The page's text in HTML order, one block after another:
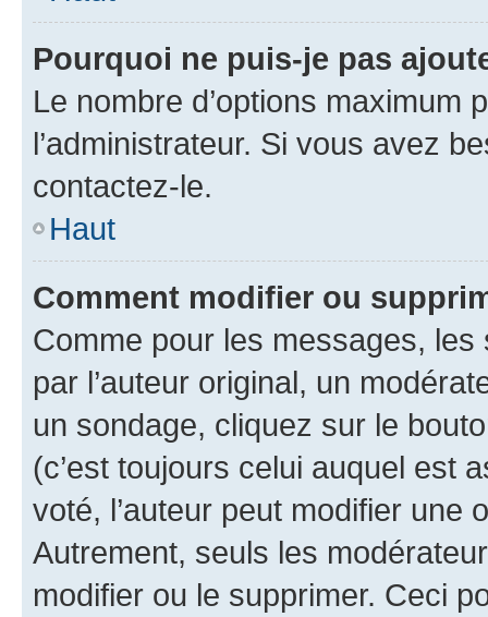
Pourquoi ne puis-je pas
Le nombre d’options maximum
l’administrateur. Si vous avez
contactez-le.
Haut
Comment modifier ou
Comme pour les messages,
par l’auteur original, un
un sondage, cliquez sur le
(c’est toujours celui auquel est
voté, l’auteur peut modifier une
Autrement, seuls les
modifier ou le supprimer. Ceci